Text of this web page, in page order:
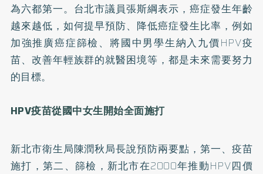
為六都第一。台北市議員張斯綱表示，癌症發生年齡
越來越低，如何提早預防、降低癌症發生比率，例如
加強推廣癌症篩檢、將國中男學生納入九價HPV疫
苗、改善年輕族群的就醫困境等，都是未來需要努力
的目標。
HPV疫苗從國中女生開始全面施打
新北市衛生局陳潤秋局長說預防兩要點，第一、疫苗
施打，第二、篩檢，新北市在2000年推動HPV四價